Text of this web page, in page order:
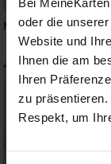
oder die
Website und
Ihnen die am
Ihren
zu
Respekt, um
Myriade